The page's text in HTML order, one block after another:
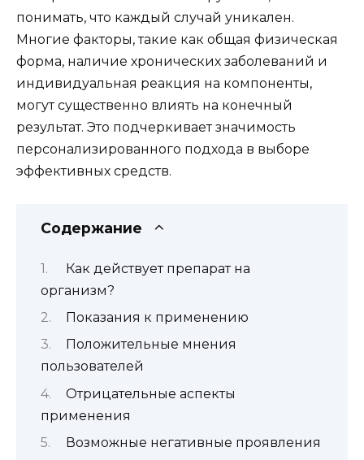
понимать, что каждый случай уникален.
Многие факторы, такие как общая физическая
форма, наличие хронических заболеваний и
индивидуальная реакция на компоненты,
могут существенно влиять на конечный
результат. Это подчеркивает значимость
персонализированного подхода в выборе
эффективных средств.
Содержание
Как действует препарат на
организм?
Показания к применению
Положительные мнения
пользователей
Отрицательные аспекты
применения
Возможные негативные проявления